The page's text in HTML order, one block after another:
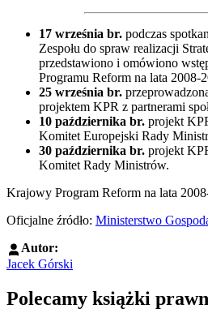
17 września br. podczas
Zespołu do spraw realizacji
przedstawiono i omówiono
Programu Reform na lata 2008-
25 września br.
projektem KPR z partnerami
10 października br. projekt
Komitet Europejski Rady
30 października br. projekt
Komitet Rady Ministrów.
Krajowy Program Reform na lata
Oficjalne źródło: Ministerstwo
Autor:
Jacek Górski
Polecamy książki